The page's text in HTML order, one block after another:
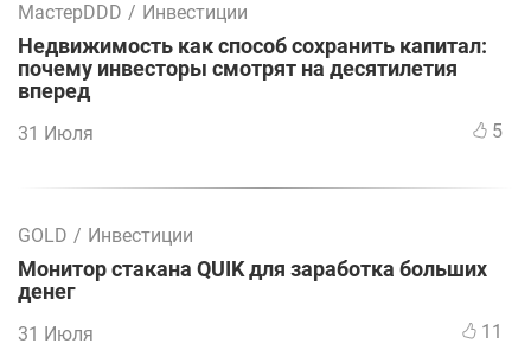
МастерDDD / Инвестиции
Недвижимость как способ сохранить капитал:
почему инвесторы смотрят на десятилетия
вперед
31 Июля 5
GOLD / Инвестиции
Монитор стакана QUIK для заработка больших
денег
31 Июля 11